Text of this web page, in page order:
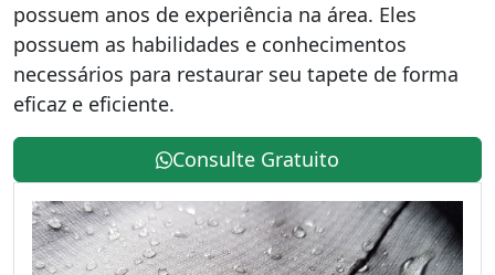
possuem anos de experiência na área. Eles
possuem as habilidades e conhecimentos
necessários para restaurar seu tapete de forma
eficaz e eficiente.
Consulte Gratuito